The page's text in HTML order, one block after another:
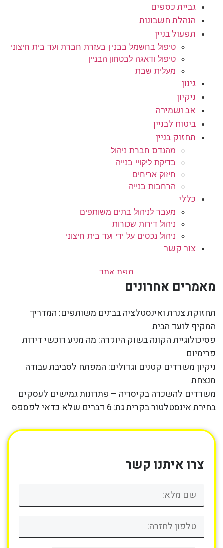
גביית כספים
הנהלת חשבונות
תפעול בניין
טיפול בחשמל בבניין בעזרת חברת ועד בית חיצוני
טיפול ודאגה לבטחון הבניין
מעלית שבת
גינון
ניקיון
אב ושמירה
ביטוח לבניין
תחזוק בניין
מהנדס חברת ניהול
בדיקת ליקויי בנייה
חיזוק אריחים
הרחבות בנייה
כללי
מעבר לניהול בתים משותפים
ניהול דירות שכורות
ניהול נכסים על ידי ועד בית חיצוני
צור קשר
מפת אתר
מאמרים אחרונים
תחזוקת צנרת ואינסטלציה בבתים משותפים: המדריך
המקיף לועד הבית
פסיכולוגיית הקונה בשוק היוקרה: מה מניע רוכשי דירות
פרימיום
ניקיון משרדים קטנים וגדולים: המפתח לסביבת עבודה
מנצחת
משרדים להשכרה בקיסריה – פתרונות גמישים לעסקים
בחירת אינסטלטור בקרית גת: 6 דברים שלא כדאי לפספס
צרו איתנו קשר